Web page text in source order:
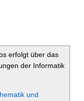
erfolgt über das
der Informatik
und